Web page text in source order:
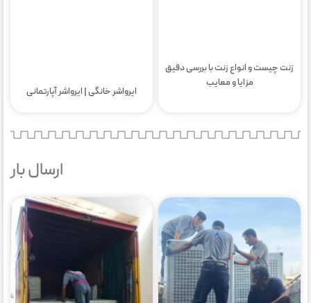
زنت چیست و انواع زنت با بررسی دقیق
مزایا و معایب
ایرواشر خانگی | ایرواشر آپارتمانی
ارسال بار